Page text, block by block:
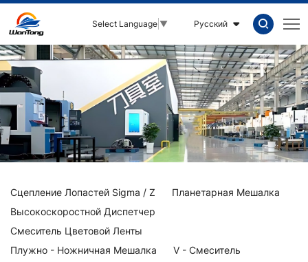
Select Language ▼ Русский
Песочная
мельница
Сцепление Лопастей Sigma / Z
Планетарная Мешалка
Высокоскоростной Диспетчер
Смеситель Цветовой Ленты
Плужно - Ножничная Мешалка
V - Смеситель